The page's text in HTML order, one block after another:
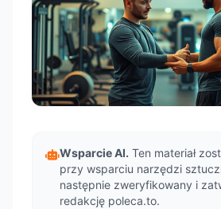
Wsparcie AI. Ten materiał
przy wsparciu narzędzi
następnie zweryfikowany i
redakcję poleca.to.